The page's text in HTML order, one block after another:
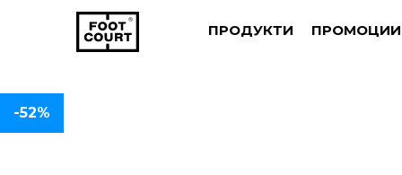
ПРОДУКТИ ПРОМОЦИИ
-52%